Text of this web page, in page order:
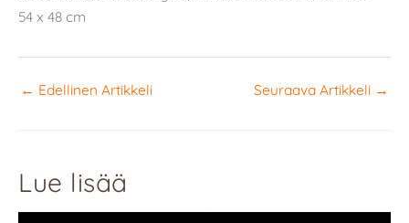
54 x 48 cm
← Edellinen Artikkeli Seuraava Artikkeli →
Lue lisää